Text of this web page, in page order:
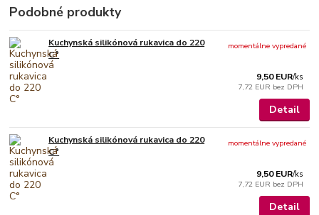
Podobné produkty
Kuchynská silikónová rukavica do 220
C°
9,50 EUR/ks
7,72 EUR bez DPH
momentálne vypredané
Detail
Kuchynská silikónová rukavica do 220
C°
9,50 EUR/ks
7,72 EUR bez DPH
momentálne vypredané
Detail